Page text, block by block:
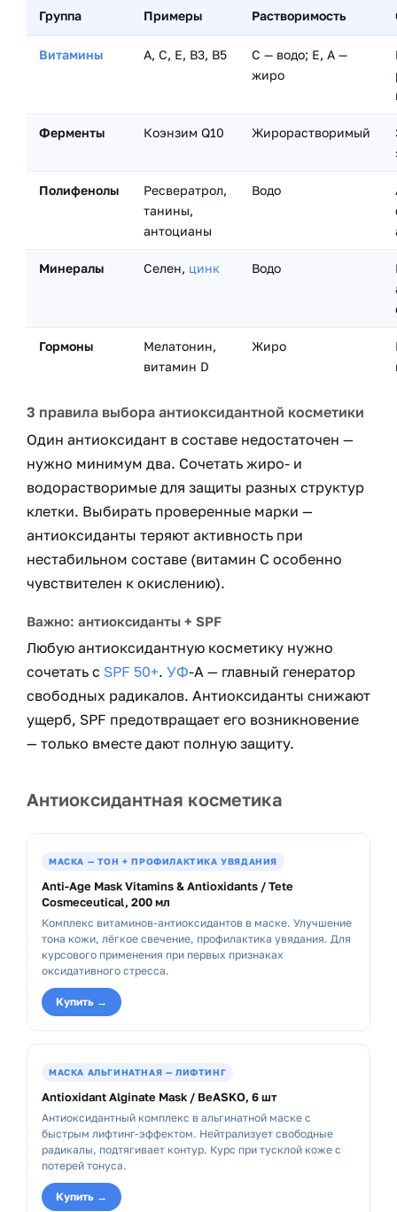
Группа Примеры Растворимость
Витамины A, C, E, B3, B5
С — водо; E, A —
жиро
Ферменты Коэнзим Q10 Жирорастворимый
Полифенолы
Ресвератрол,
танины,
антоцианы
Водо
Минералы Селен, цинк Водо
Гормоны
Мелатонин,
витамин D
Жиро
3 правила выбора антиоксидантной косметики
Один антиоксидант в составе недостаточен —
нужно минимум два. Сочетать жиро- и
водорастворимые для защиты разных структур
клетки. Выбирать проверенные марки —
антиоксиданты теряют активность при
нестабильном составе (витамин С особенно
чувствителен к окислению).
Важно: антиоксиданты + SPF
Любую антиоксидантную косметику нужно
сочетать с SPF 50+. УФ-А — главный генератор
свободных радикалов. Антиоксиданты снижают
ущерб, SPF предотвращает его возникновение
— только вместе дают полную защиту.
Антиоксидантная косметика
МАСКА — ТОН + ПРОФИЛАКТИКА УВЯДАНИЯ
Anti-Age Mask Vitamins & Antioxidants / Tete
Cosmeceutical, 200 мл
Комплекс витаминов-антиоксидантов в маске. Улучшение
тона кожи, лёгкое свечение, профилактика увядания. Для
курсового применения при первых признаках
оксидативного стресса.
Купить →
МАСКА АЛЬГИНАТНАЯ — ЛИФТИНГ
Antioxidant Alginate Mask / BeASKO, 6 шт
Антиоксидантный комплекс в альгинатной маске с
быстрым лифтинг-эффектом. Нейтрализует свободные
радикалы, подтягивает контур. Курс при тусклой коже с
потерей тонуса.
Купить →